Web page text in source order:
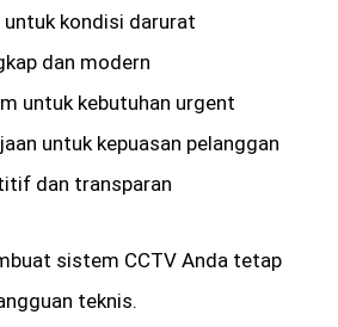
untuk kondisi darurat
dan modern
untuk kebutuhan urgent
untuk kepuasan pelanggan
dan transparan
sistem CCTV Anda tetap
teknis.